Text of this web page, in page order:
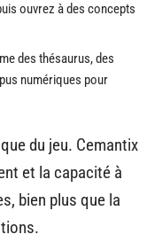
ouvrez à des concepts
des thésaurus, des
numériques pour
du jeu. Cemantix
et la capacité à
bien plus que la